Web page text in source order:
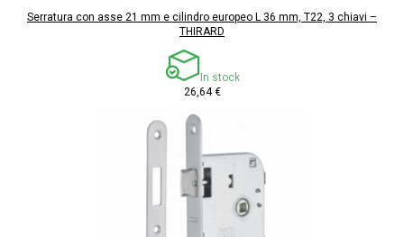
Serratura con asse 21 mm e cilindro europeo L 36 mm, T22, 3 chiavi –
THIRARD
In stock
26,64 €